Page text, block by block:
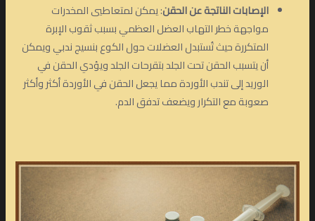
الإصابات الناتجة عن الحقن: يمكن لمتعاطيي المخدرات
مواجهة خطر التهاب العضل العظمي بسبب ثقوب الإبرة
المتكررة حيث تُستبدل العضلات حول الكوع بنسيج ندبي ويمكن
أن يتسبب الحقن تحت الجلد بتقرحات الجلد ويؤدي الحقن في
الوريد إلى تندب الأوردة مما يجعل الحقن في الأوردة أكثر وأكثر
صعوبة مع التكرار ويضعف تدفق الدم.